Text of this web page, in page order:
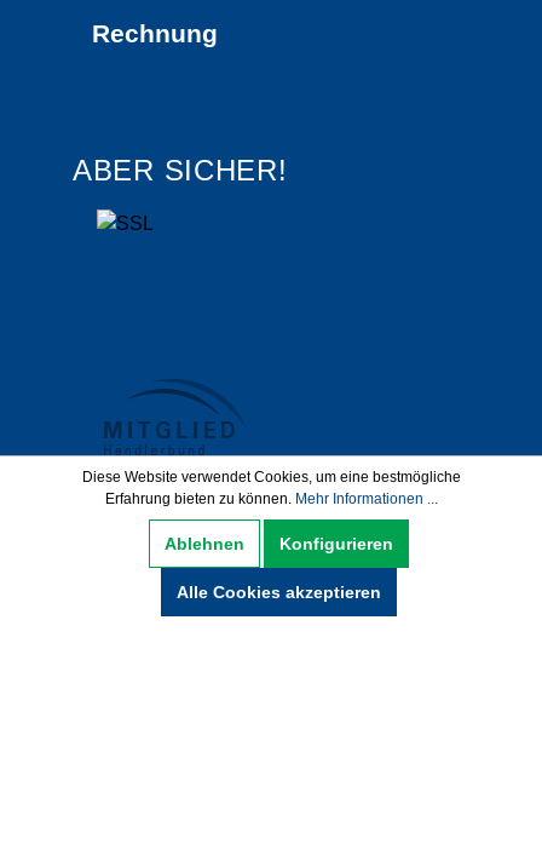
Rechnung
ABER SICHER!
Datenschutz AGB
Impressum
Hinweise zur Batterieentsorgung
Diese Website verwendet Cookies, um eine bestmögliche
Erfahrung bieten zu können. Mehr Informationen ...
Ablehnen Konfigurieren
Alle Cookies akzeptieren